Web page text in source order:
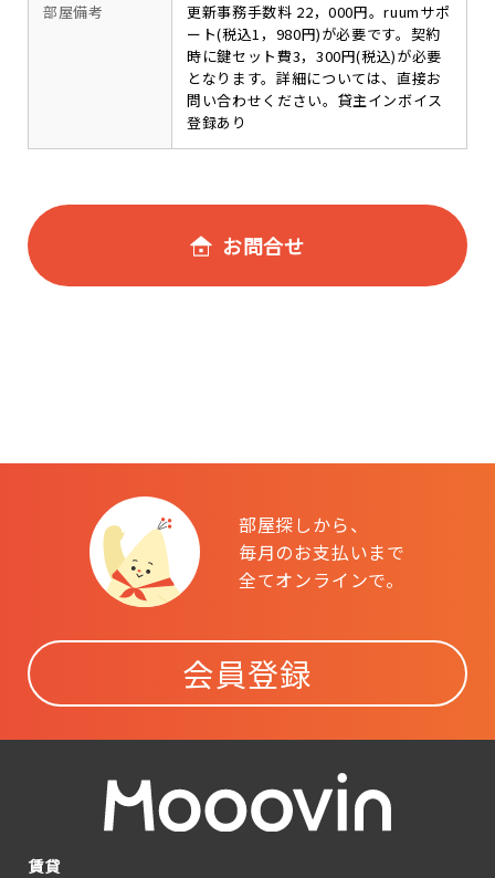
部屋備考
更新事務手数料 22，000円。ruumサポ
ート(税込1，980円)が必要です。契約
時に鍵セット費3，300円(税込)が必要
となります。詳細については、直接お
問い合わせください。貸主インボイス
登録あり
お問合せ
部屋探しから、
毎月のお支払いまで
全てオンラインで。
会員登録
賃貸